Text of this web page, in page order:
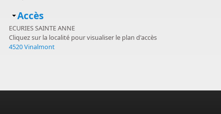
Masquer
Accès
ECURIES SAINTE ANNE
Cliquez sur la localité pour visualiser le plan d'accès
4520 Vinalmont